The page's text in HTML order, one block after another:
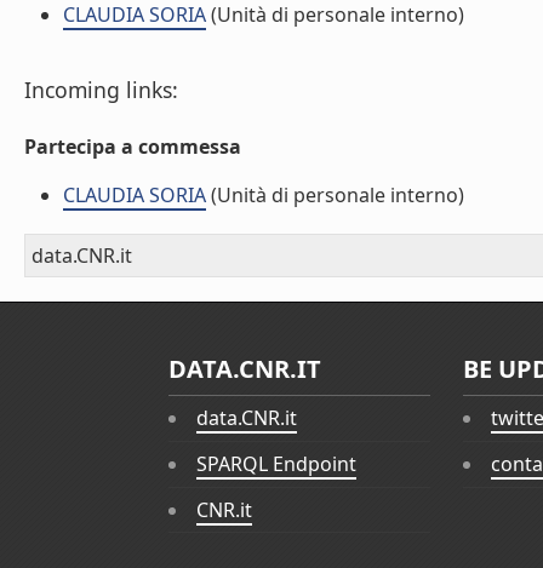
CLAUDIA SORIA(Unità di personale interno)
Incoming links:
Partecipa a commessa
CLAUDIA SORIA(Unità di personale interno)
data.CNR.it
DATA.CNR.IT
data.CNR.it
SPARQL Endpoint
CNR.it
BE